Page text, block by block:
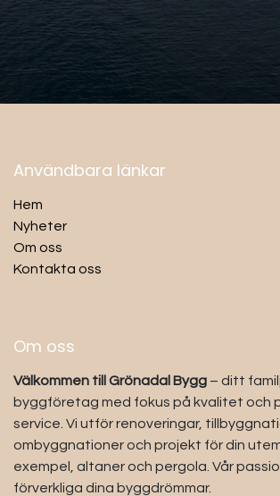
Användbara länkar
Hem
Nyheter
Om oss
Kontakta oss
Om oss
Välkommen till Grönadal Bygg – ditt
byggföretag med fokus på kvalitet och
service. Vi utför renoveringar,
ombyggnationer och projekt för din
exempel, altaner och pergola. Vår
förverkliga dina byggdrömmar.